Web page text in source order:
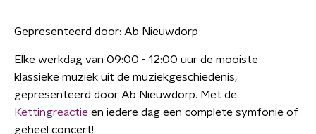
Gepresenteerd door: Ab Nieuwdorp
Elke werkdag van 09:00 - 12:00 uur de mooiste
klassieke muziek uit de muziekgeschiedenis,
gepresenteerd door Ab Nieuwdorp. Met de
Kettingreactie en iedere dag een complete symfonie of
geheel concert!